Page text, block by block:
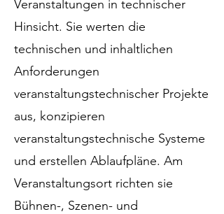
Veranstaltungen in technischer
Hinsicht. Sie werten die
technischen und inhaltlichen
Anforderungen
veranstaltungstechnischer Projekte
aus, konzipieren
veranstaltungstechnische Systeme
und erstellen Ablaufpläne. Am
Veranstaltungsort richten sie
Bühnen-, Szenen- und